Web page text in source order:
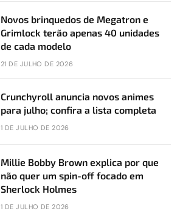
Novos brinquedos de Megatron e
Grimlock terão apenas 40 unidades
de cada modelo
21 DE JULHO DE 2026
Crunchyroll anuncia novos animes
para julho; confira a lista completa
1 DE JULHO DE 2026
Millie Bobby Brown explica por que
não quer um spin-off focado em
Sherlock Holmes
1 DE JULHO DE 2026